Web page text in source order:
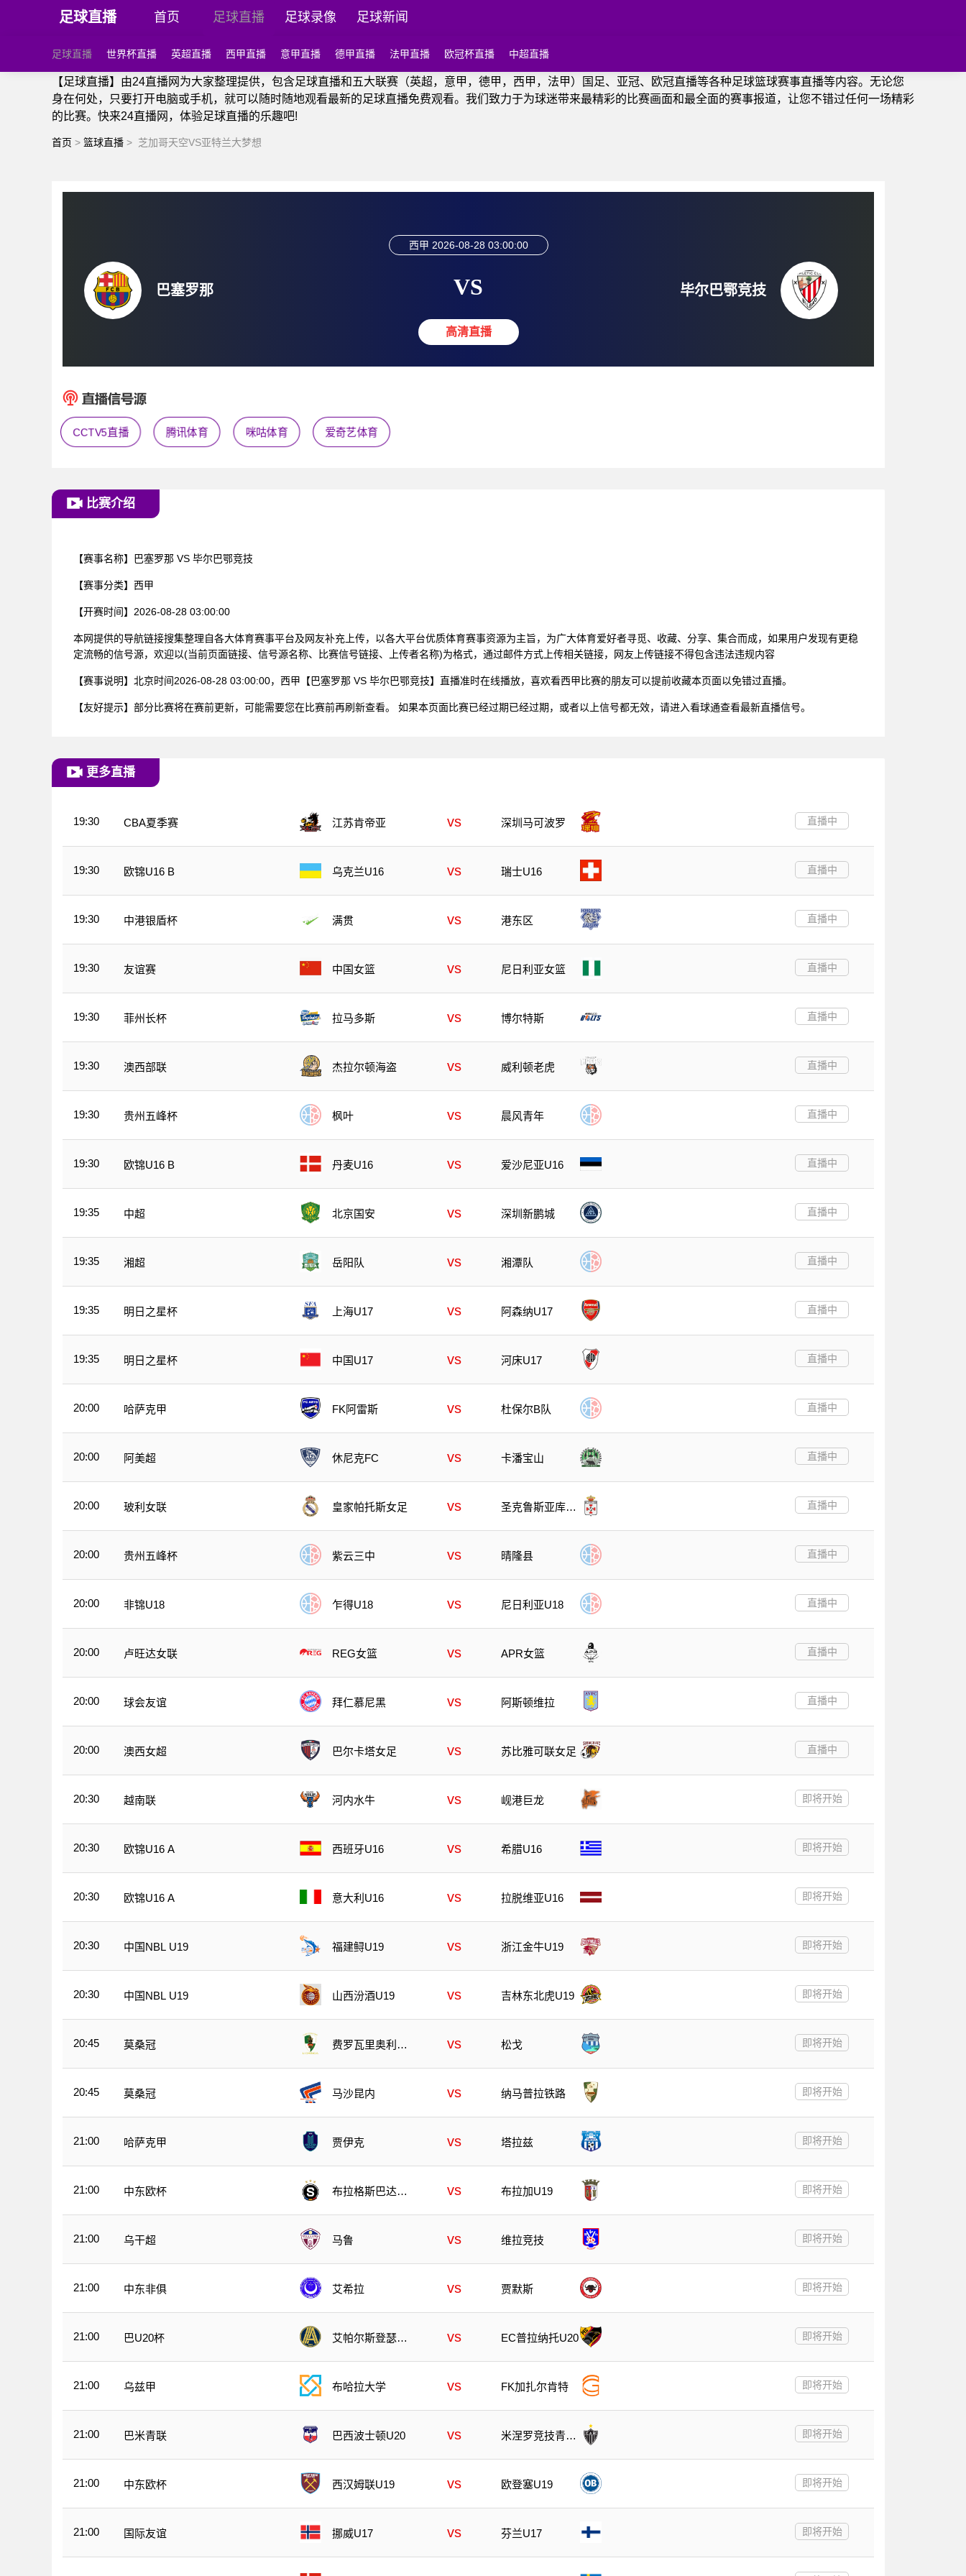
足球直播 首页 足球直播 足球录像 足球新闻
足球直播 世界杯直播 英超直播 西甲直播 意甲直播 德甲直播 法甲直播 欧冠杯直播 中超直播
【足球直播】由24直播网为大家整理提供，包含足球直播和五大联赛（英超，意甲，德甲，西甲，法甲）国足、亚冠、欧冠直播等各种足球篮球赛事直播等内容。无论您
身在何处，只要打开电脑或手机，就可以随时随地观看最新的足球直播免费观看。我们致力于为球迷带来最精彩的比赛画面和最全面的赛事报道，让您不错过任何一场精彩
的比赛。快来24直播网，体验足球直播的乐趣吧!
首页 > 篮球直播 > 芝加哥天空VS亚特兰大梦想
巴塞罗那
西甲 2026-08-28 03:00:00
VS
高清直播
毕尔巴鄂竞技
CCTV5直播 腾讯体育 咪咕体育 爱奇艺体育
比赛介绍
【赛事名称】 巴塞罗那 VS 毕尔巴鄂竞技
【赛事分类】 西甲
【开赛时间】 2026-08-28 03:00:00
本网提供的导航链接搜集整理自各大体育赛事平台及网友补充上传，以各大平台优质体育赛事资源为主旨，为广大体育爱好者寻觅、收藏、分享、集合而成，如果用户发现有更稳
定流畅的信号源，欢迎以(当前页面链接、信号源名称、比赛信号链接、上传者名称)为格式，通过邮件方式上传相关链接，网友上传链接不得包含违法违规内容
【赛事说明】北京时间2026-08-28 03:00:00，西甲【巴塞罗那 VS 毕尔巴鄂竞技】直播准时在线播放，喜欢看西甲比赛的朋友可以提前收藏本页面以免错过直播。
【友好提示】部分比赛将在赛前更新，可能需要您在比赛前再刷新查看。 如果本页面比赛已经过期已经过期，或者以上信号都无效，请进入看球通查看最新直播信号。
更多直播
19:30 CBA夏季赛 江苏肯帝亚 vs 深圳马可波罗 直播中
19:30 欧锦U16 B 乌克兰U16 vs 瑞士U16 直播中
19:30 中港银盾杯 满贯 vs 港东区 直播中
19:30 友谊赛 中国女篮 vs 尼日利亚女篮 直播中
19:30 菲州长杯 拉马多斯 vs 博尔特斯 直播中
19:30 澳西部联 杰拉尔顿海盗 vs 威利顿老虎 直播中
19:30 贵州五峰杯 枫叶 vs 晨风青年 直播中
19:30 欧锦U16 B 丹麦U16 vs 爱沙尼亚U16 直播中
19:35 中超 北京国安 vs 深圳新鹏城 直播中
19:35 湘超 岳阳队 vs 湘潭队 直播中
19:35 明日之星杯 上海U17 vs 阿森纳U17 直播中
19:35 明日之星杯 中国U17 vs 河床U17 直播中
20:00 哈萨克甲 FK阿雷斯 vs 杜保尔B队 直播中
20:00 阿美超 休尼克FC vs 卡潘宝山 直播中
20:00 玻利女联 皇家帕托斯女足 vs
圣克鲁斯亚库巴
直播中
20:00 贵州五峰杯 紫云三中 vs 晴隆县 直播中
20:00 非锦U18 乍得U18 vs 尼日利亚U18 直播中
20:00 卢旺达女联 REG女篮 vs APR女篮 直播中
20:00 球会友谊 拜仁慕尼黑 vs 阿斯顿维拉 直播中
20:00 澳西女超 巴尔卡塔女足 vs 苏比雅可联女足 直播中
20:30 越南联 河内水牛 vs 岘港巨龙 即将开始
20:30 欧锦U16 A 西班牙U16 vs 希腊U16 即将开始
20:30 欧锦U16 A 意大利U16 vs 拉脱维亚U16 即将开始
20:30 中国NBL U19 福建鲟U19 vs 浙江金牛U19 即将开始
20:30 中国NBL U19 山西汾酒U19 vs 吉林东北虎U19 即将开始
20:45 莫桑冠
费罗瓦里奥利欣
vs 松戈 即将开始
20:45 莫桑冠 马沙昆内 vs 纳马普拉铁路 即将开始
21:00 哈萨克甲 贾伊克 vs 塔拉兹 即将开始
21:00 中东欧杯
布拉格斯巴达U
vs 布拉加U19 即将开始
21:00 乌干超 马鲁 vs 维拉竞技 即将开始
21:00 中东非俱 艾希拉 vs 贾默斯 即将开始
21:00 巴U20杯
艾帕尔斯登瑟青
vs EC普拉纳托U20 即将开始
21:00 乌兹甲 布哈拉大学 vs FK加扎尔肯特 即将开始
21:00 巴米青联 巴西波士顿U20 vs
米涅罗竞技青年
即将开始
21:00 中东欧杯 西汉姆联U19 vs 欧登塞U19 即将开始
21:00 国际友谊 挪威U17 vs 芬兰U17 即将开始